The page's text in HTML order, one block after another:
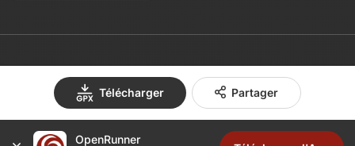
Télécharger Partager
© 2026 OpenRunner - Version 7.31.3
Créez un compte
OpenRunner